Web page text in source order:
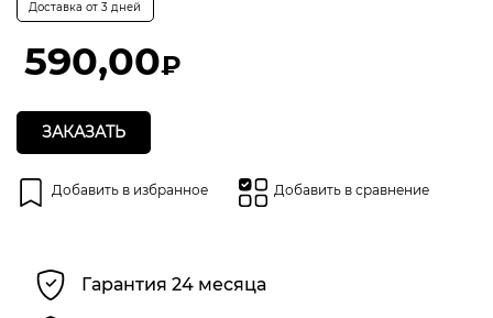
из
Доставка от 3 дней
590,00₽
ЗАКАЗАТЬ
Добавить в избранное Добавить в сравнение
Гарантия 24 месяца